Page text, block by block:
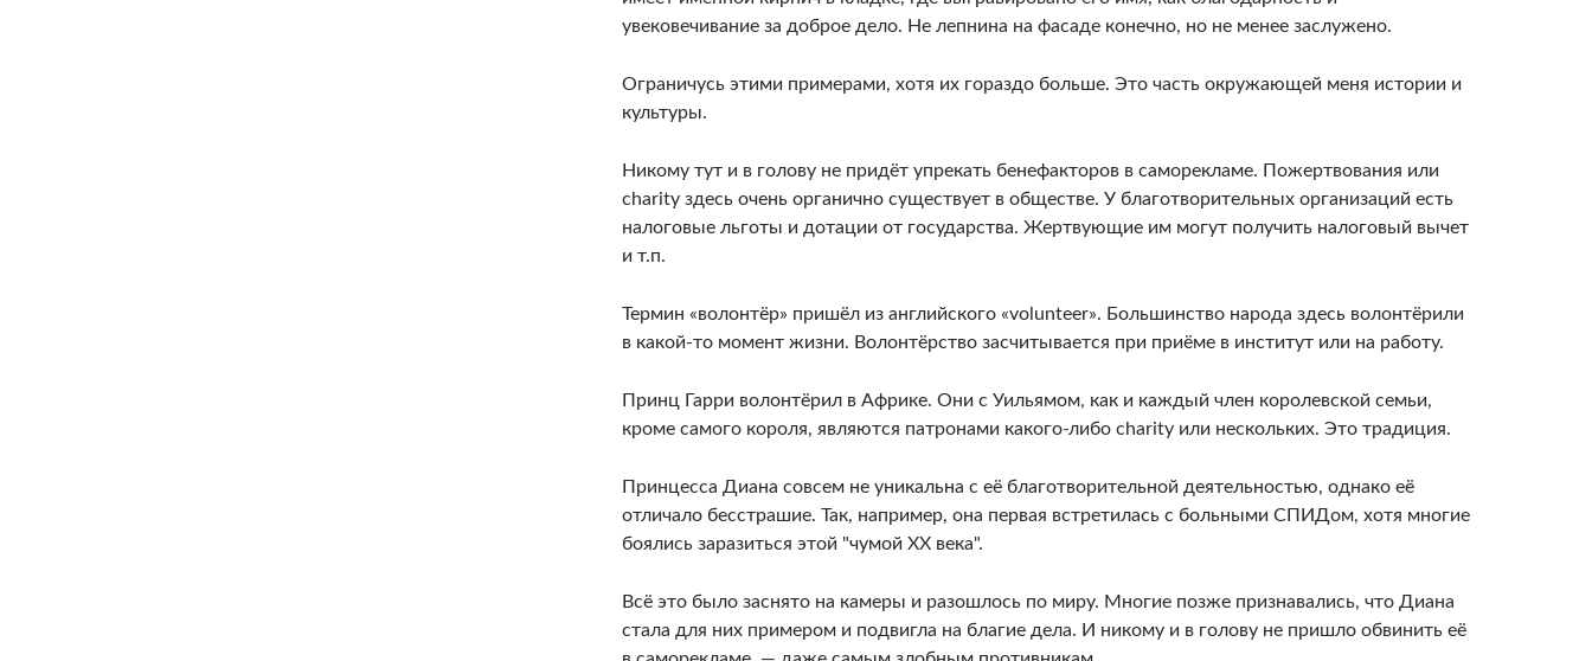
увековечивание за доброе дело. Не лепнина на фасаде конечно, но не менее заслужено.
Ограничусь этими примерами, хотя их гораздо больше. Это часть окружающей меня истории и
культуры.
Никому тут и в голову не придёт упрекать бенефакторов в саморекламе. Пожертвования или
charity здесь очень органично существует в обществе. У благотворительных организаций есть
налоговые льготы и дотации от государства. Жертвующие им могут получить налоговый вычет
и т.п.
Термин «волонтёр» пришёл из английского «volunteer». Большинство народа здесь волонтёрили
в какой-то момент жизни. Волонтёрство засчитывается при приёме в институт или на работу.
Принц Гарри волонтёрил в Африке. Они с Уильямом, как и каждый член королевской семьи,
кроме самого короля, являются патронами какого-либо charity или нескольких. Это традиция.
Принцесса Диана совсем не уникальна с её благотворительной деятельностью, однако её
отличало бесстрашие. Так, например, она первая встретилась с больными СПИДом, хотя многие
боялись заразиться этой "чумой XX века".
Всё это было заснято на камеры и разошлось по миру. Многие позже признавались, что Диана
стала для них примером и подвигла на благие дела. И никому и в голову не пришло обвинить её